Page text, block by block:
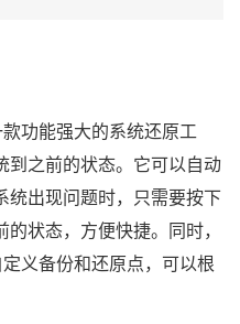
功能强大的系统还原工
到之前的状态。它可以自动
统出现问题时，只需要按下
状态，方便快捷。同时，
义备份和还原点，可以根